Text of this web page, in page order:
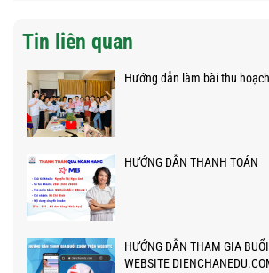
Tin liên quan
Hướng dẫn làm bài thu
HƯỚNG DẪN THANH TOÁN
HƯỚNG DẪN THAM GIA
WEBSITE